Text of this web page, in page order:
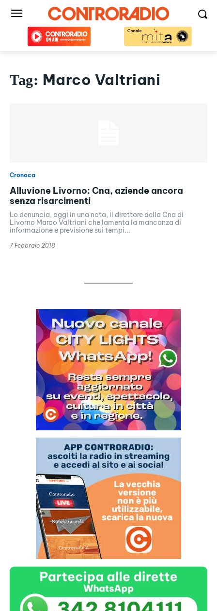
Tag: Marco Valtriani
Cronaca
Alluvione Livorno: Cna, aziende ancora
senza risarcimenti
Lo denuncia, oggi in una nota, il direttore della Cna di
Livorno Marco Valtriani che lamenta la mancanza di
informazione e previsione sui tempi...
7 Febbraio 2018